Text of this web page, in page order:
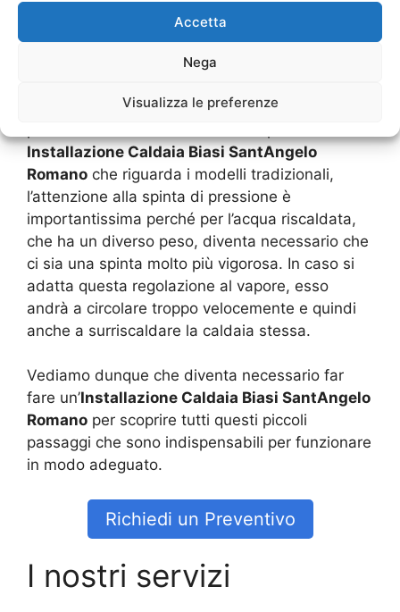
Accetta
Nega
Visualizza le preferenze
della pressione interna che vada ad essere
lenta e continuativa. Questo permette di avere
del vapore che rilascia parte del calore che
posizionati sotto la superficie calpestabile del
Installazione Caldaia Biasi SantAngelo
Romano che riguarda i modelli tradizionali,
l’attenzione alla spinta di pressione è
importantissima perché per l’acqua riscaldata,
che ha un diverso peso, diventa necessario che
ci sia una spinta molto più vigorosa. In caso si
adatta questa regolazione al vapore, esso
andrà a circolare troppo velocemente e quindi
anche a surriscaldare la caldaia stessa.
Vediamo dunque che diventa necessario far
fare un’Installazione Caldaia Biasi SantAngelo
Romano per scoprire tutti questi piccoli
passaggi che sono indispensabili per funzionare
in modo adeguato.
Richiedi un Preventivo
I nostri servizi